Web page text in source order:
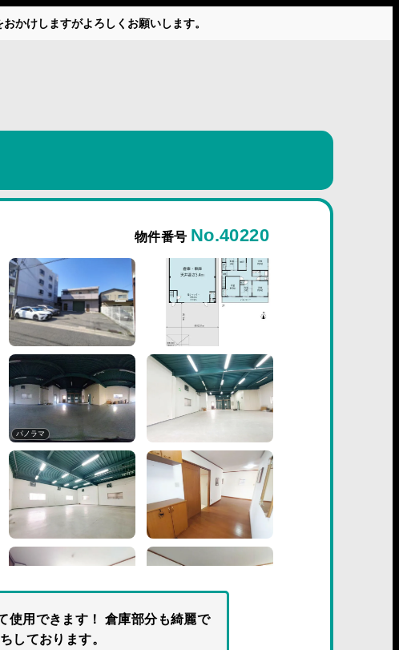
かけしますがよろしくお願いします。
物件番号 No.40220
パノラマ
使用できます！ 倉庫部分も綺麗で
しております。